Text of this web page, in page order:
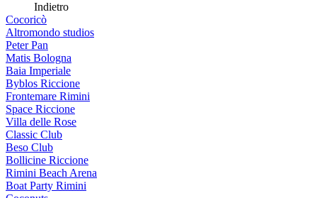
Indietro
Cocoricò
Altromondo studios
Peter Pan
Matis Bologna
Baia Imperiale
Byblos Riccione
Frontemare Rimini
Space Riccione
Villa delle Rose
Classic Club
Beso Club
Bollicine Riccione
Rimini Beach Arena
Boat Party Rimini